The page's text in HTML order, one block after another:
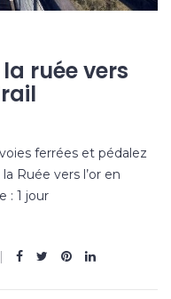
ruée vers
ferrées et pédalez
Ruée vers l’or en
: 1 jour